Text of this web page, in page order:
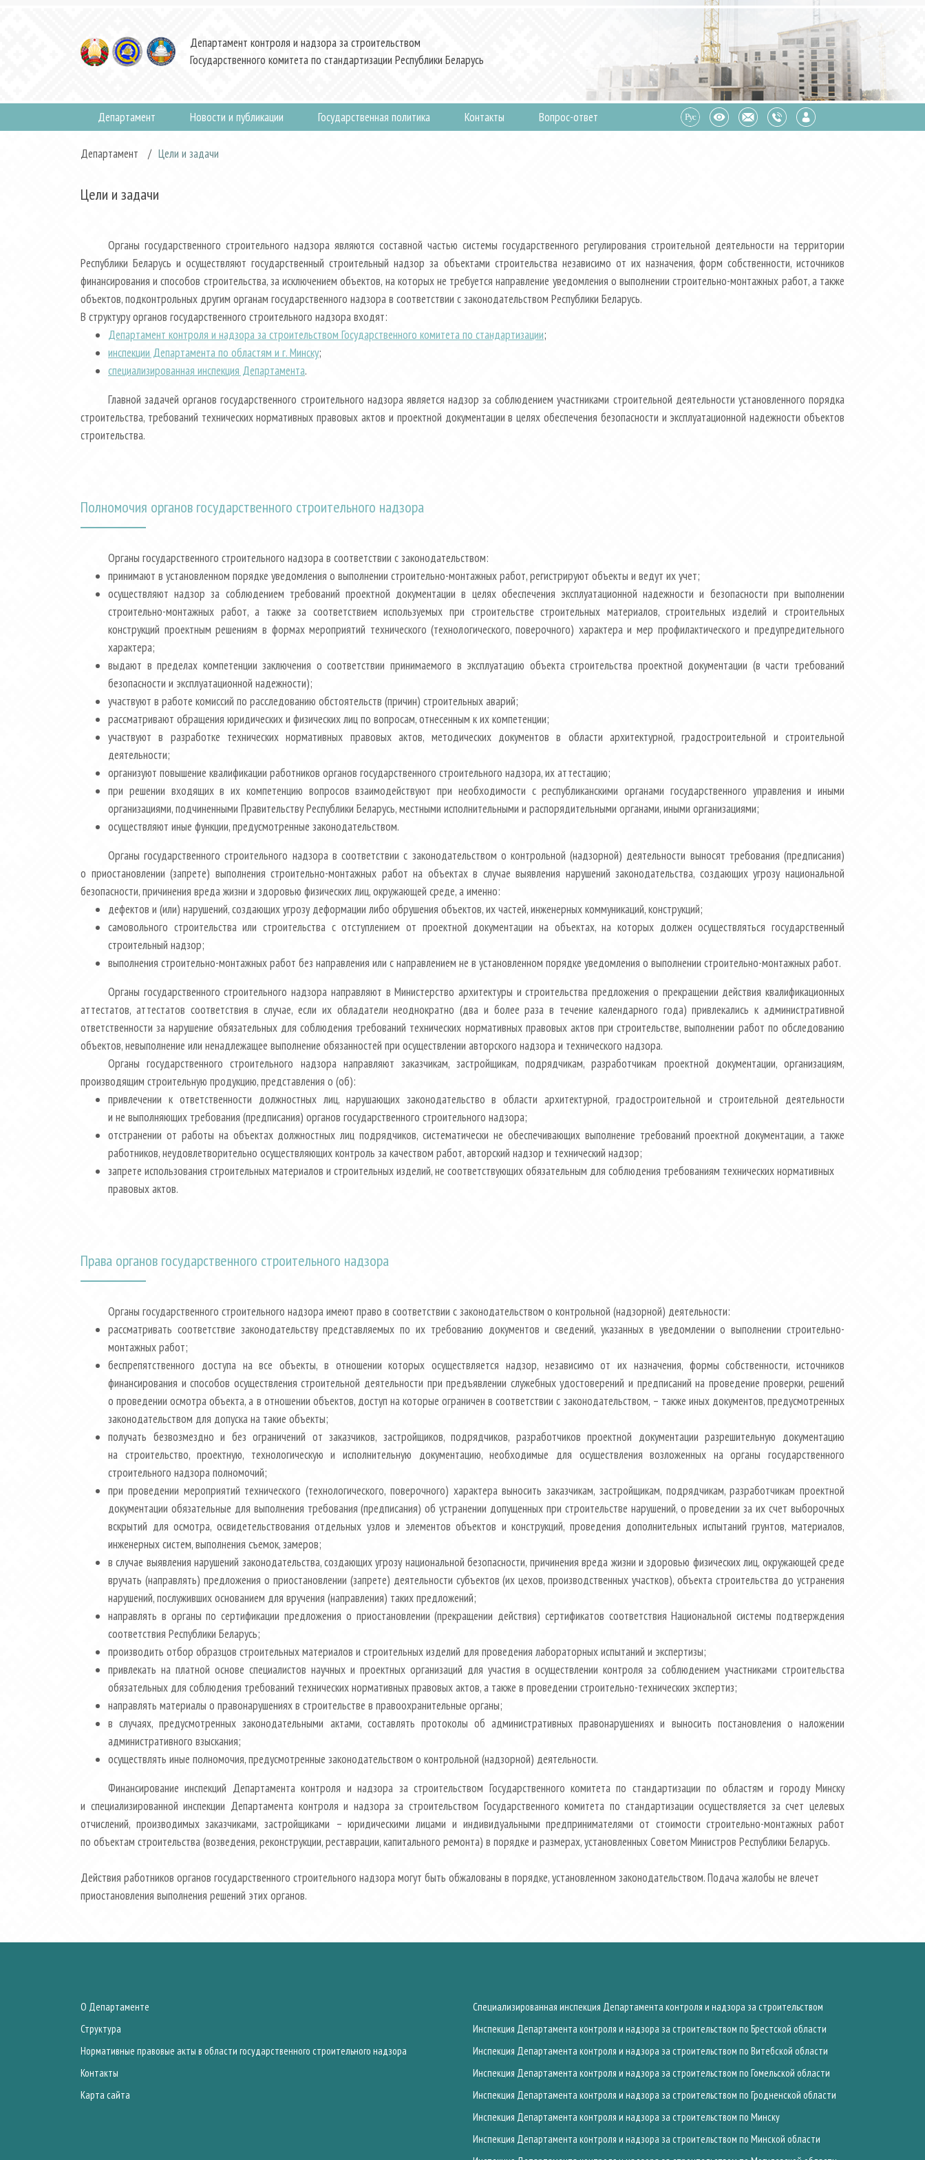
Департамент контроля и надзора за строительством
Государственного комитета по стандартизации Республики Беларусь
Департамент Новости и публикации Государственная политика Контакты Вопрос-ответ
Департамент / Цели и задачи
Цели и задачи
Органы государственного строительного надзора являются составной частью системы государственного регулирования строительной деятельности на территории
Республики Беларусь и осуществляют государственный строительный надзор за объектами строительства независимо от их назначения, форм собственности, источников
финансирования и способов строительства, за исключением объектов, на которых не требуется направление уведомления о выполнении строительно-монтажных работ, а также
объектов, подконтрольных другим органам государственного надзора в соответствии с законодательством Республики Беларусь.
В структуру органов государственного строительного надзора входят:
Департамент контроля и надзора за строительством Государственного комитета по стандартизации;
инспекции Департамента по областям и г. Минску;
специализированная инспекция Департамента.
Главной задачей органов государственного строительного надзора является надзор за соблюдением участниками строительной деятельности установленного порядка
строительства, требований технических нормативных правовых актов и проектной документации в целях обеспечения безопасности и эксплуатационной надежности объектов
строительства.
Полномочия органов государственного строительного надзора
Органы государственного строительного надзора в соответствии с законодательством:
принимают в установленном порядке уведомления о выполнении строительно-монтажных работ, регистрируют объекты и ведут их учет;
осуществляют надзор за соблюдением требований проектной документации в целях обеспечения эксплуатационной надежности и безопасности при выполнении
строительно-монтажных работ, а также за соответствием используемых при строительстве строительных материалов, строительных изделий и строительных
конструкций проектным решениям в формах мероприятий технического (технологического, поверочного) характера и мер профилактического и предупредительного
характера;
выдают в пределах компетенции заключения о соответствии принимаемого в эксплуатацию объекта строительства проектной документации (в части требований
безопасности и эксплуатационной надежности);
участвуют в работе комиссий по расследованию обстоятельств (причин) строительных аварий;
рассматривают обращения юридических и физических лиц по вопросам, отнесенным к их компетенции;
участвуют в разработке технических нормативных правовых актов, методических документов в области архитектурной, градостроительной и строительной
деятельности;
организуют повышение квалификации работников органов государственного строительного надзора, их аттестацию;
при решении входящих в их компетенцию вопросов взаимодействуют при необходимости с республиканскими органами государственного управления и иными
организациями, подчиненными Правительству Республики Беларусь, местными исполнительными и распорядительными органами, иными организациями;
осуществляют иные функции, предусмотренные законодательством.
Органы государственного строительного надзора в соответствии с законодательством о контрольной (надзорной) деятельности выносят требования (предписания)
о приостановлении (запрете) выполнения строительно-монтажных работ на объектах в случае выявления нарушений законодательства, создающих угрозу национальной
безопасности, причинения вреда жизни и здоровью физических лиц, окружающей среде, а именно:
дефектов и (или) нарушений, создающих угрозу деформации либо обрушения объектов, их частей, инженерных коммуникаций, конструкций;
самовольного строительства или строительства с отступлением от проектной документации на объектах, на которых должен осуществляться государственный
строительный надзор;
выполнения строительно-монтажных работ без направления или с направлением не в установленном порядке уведомления о выполнении строительно-монтажных работ.
Органы государственного строительного надзора направляют в Министерство архитектуры и строительства предложения о прекращении действия квалификационных
аттестатов, аттестатов соответствия в случае, если их обладатели неоднократно (два и более раза в течение календарного года) привлекались к административной
ответственности за нарушение обязательных для соблюдения требований технических нормативных правовых актов при строительстве, выполнении работ по обследованию
объектов, невыполнение или ненадлежащее выполнение обязанностей при осуществлении авторского надзора и технического надзора.
Органы государственного строительного надзора направляют заказчикам, застройщикам, подрядчикам, разработчикам проектной документации, организациям,
производящим строительную продукцию, представления о (об):
привлечении к ответственности должностных лиц, нарушающих законодательство в области архитектурной, градостроительной и строительной деятельности
и не выполняющих требования (предписания) органов государственного строительного надзора;
отстранении от работы на объектах должностных лиц подрядчиков, систематически не обеспечивающих выполнение требований проектной документации, а также
работников, неудовлетворительно осуществляющих контроль за качеством работ, авторский надзор и технический надзор;
запрете использования строительных материалов и строительных изделий, не соответствующих обязательным для соблюдения требованиям технических нормативных
правовых актов.
Права органов государственного строительного надзора
Органы государственного строительного надзора имеют право в соответствии с законодательством о контрольной (надзорной) деятельности:
рассматривать соответствие законодательству представляемых по их требованию документов и сведений, указанных в уведомлении о выполнении строительно-
монтажных работ;
беспрепятственного доступа на все объекты, в отношении которых осуществляется надзор, независимо от их назначения, формы собственности, источников
финансирования и способов осуществления строительной деятельности при предъявлении служебных удостоверений и предписаний на проведение проверки, решений
о проведении осмотра объекта, а в отношении объектов, доступ на которые ограничен в соответствии с законодательством, – также иных документов, предусмотренных
законодательством для допуска на такие объекты;
получать безвозмездно и без ограничений от заказчиков, застройщиков, подрядчиков, разработчиков проектной документации разрешительную документацию
на строительство, проектную, технологическую и исполнительную документацию, необходимые для осуществления возложенных на органы государственного
строительного надзора полномочий;
при проведении мероприятий технического (технологического, поверочного) характера выносить заказчикам, застройщикам, подрядчикам, разработчикам проектной
документации обязательные для выполнения требования (предписания) об устранении допущенных при строительстве нарушений, о проведении за их счет выборочных
вскрытий для осмотра, освидетельствования отдельных узлов и элементов объектов и конструкций, проведения дополнительных испытаний грунтов, материалов,
инженерных систем, выполнения съемок, замеров;
в случае выявления нарушений законодательства, создающих угрозу национальной безопасности, причинения вреда жизни и здоровью физических лиц, окружающей среде
вручать (направлять) предложения о приостановлении (запрете) деятельности субъектов (их цехов, производственных участков), объекта строительства до устранения
нарушений, послуживших основанием для вручения (направления) таких предложений;
направлять в органы по сертификации предложения о приостановлении (прекращении действия) сертификатов соответствия Национальной системы подтверждения
соответствия Республики Беларусь;
производить отбор образцов строительных материалов и строительных изделий для проведения лабораторных испытаний и экспертизы;
привлекать на платной основе специалистов научных и проектных организаций для участия в осуществлении контроля за соблюдением участниками строительства
обязательных для соблюдения требований технических нормативных правовых актов, а также в проведении строительно-технических экспертиз;
направлять материалы о правонарушениях в строительстве в правоохранительные органы;
в случаях, предусмотренных законодательными актами, составлять протоколы об административных правонарушениях и выносить постановления о наложении
административного взыскания;
осуществлять иные полномочия, предусмотренные законодательством о контрольной (надзорной) деятельности.
Финансирование инспекций Департамента контроля и надзора за строительством Государственного комитета по стандартизации по областям и городу Минску
и специализированной инспекции Департамента контроля и надзора за строительством Государственного комитета по стандартизации осуществляется за счет целевых
отчислений, производимых заказчиками, застройщиками – юридическими лицами и индивидуальными предпринимателями от стоимости строительно-монтажных работ
по объектам строительства (возведения, реконструкции, реставрации, капитального ремонта) в порядке и размерах, установленных Советом Министров Республики Беларусь.
Действия работников органов государственного строительного надзора могут быть обжалованы в порядке, установленном законодательством. Подача жалобы не влечет
приостановления выполнения решений этих органов.
О Департаменте
Структура
Нормативные правовые акты в области государственного строительного надзора
Контакты
Карта сайта
Специализированная инспекция Департамента контроля и надзора за строительством
Инспекция Департамента контроля и надзора за строительством по Брестской области
Инспекция Департамента контроля и надзора за строительством по Витебской области
Инспекция Департамента контроля и надзора за строительством по Гомельской области
Инспекция Департамента контроля и надзора за строительством по Гродненской области
Инспекция Департамента контроля и надзора за строительством по Минску
Инспекция Департамента контроля и надзора за строительством по Минской области